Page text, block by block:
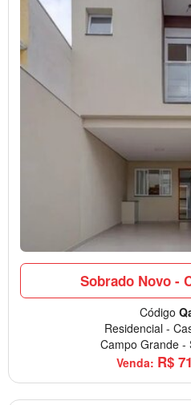
Sobrado Novo -
Código
Residencial -
Campo Grande -
Venda: R$